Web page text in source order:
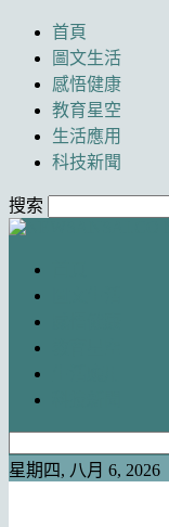
首頁
圖文生活
感悟健康
教育星空
生活應用
科技新聞
搜索
星期四, 八月 6, 2026